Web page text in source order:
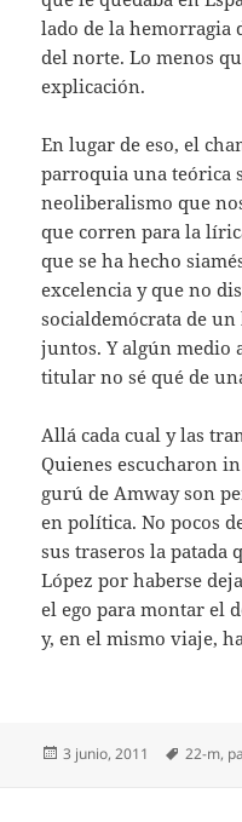
lado de la hemorragia
del norte. Lo menos
explicación.
En lugar de eso, el
parroquia una teórica
neoliberalismo que
que corren para la
que se ha hecho
excelencia y que no
socialdemócrata de
juntos. Y algún medio
titular no sé qué de
Allá cada cual y las
Quienes escucharon
gurú de Amway son
en política. No pocos
sus traseros la patada
López por haberse
el ego para montar el
y, en el mismo viaje,
Publicado
3 junio, 2011 22-m,